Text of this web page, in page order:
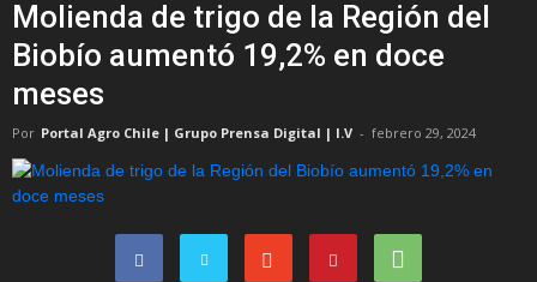
Molienda de trigo de la Región del
Biobío aumentó 19,2% en doce
meses
Por Portal Agro Chile | Grupo Prensa Digital | I.V - febrero 29, 2024